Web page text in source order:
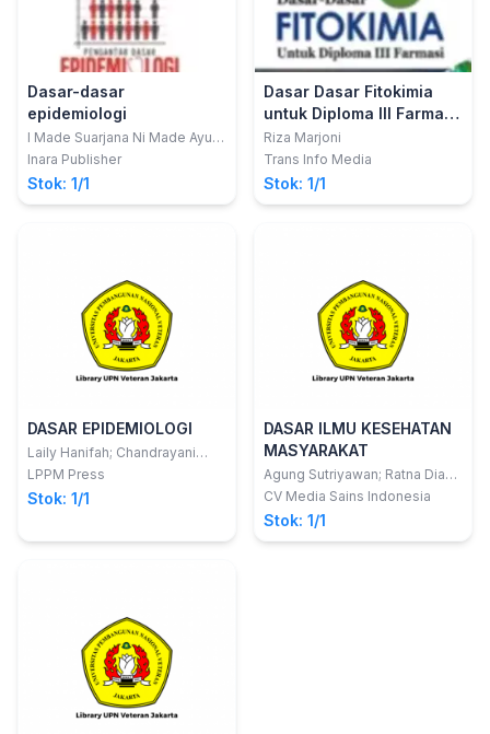
Dasar-dasar
epidemiologi
I Made Suarjana Ni Made Ayu
Suastiti
Inara Publisher
Stok: 1/1
Dasar Dasar Fitokimia
untuk Diploma III Farmasi
edisi revisi 2024
Riza Marjoni
Trans Info Media
Stok: 1/1
DASAR EPIDEMIOLOGI
Laily Hanifah; Chandrayani
Simanjorang; Ulya Qoulan
LPPM Press
Stok: 1/1
DASAR ILMU KESEHATAN
MASYARAKAT
Agung Sutriyawan; Ratna Dian
Kurniawati; Suherdin
CV Media Sains Indonesia
Stok: 1/1